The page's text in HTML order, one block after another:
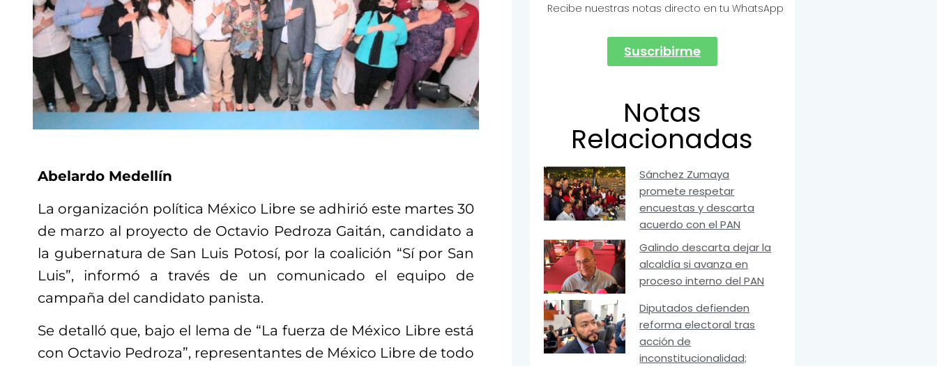
Abelardo Medellín
La organización política México Libre se adhirió este martes 30
de marzo al proyecto de Octavio Pedroza Gaitán, candidato a
la gubernatura de San Luis Potosí, por la coalición “Sí por San
Luis”, informó a través de un comunicado el equipo de
campaña del candidato panista.
Se detalló que, bajo el lema de “La fuerza de México Libre está
con Octavio Pedroza”, representantes de México Libre de todo
Recibe nuestras notas directo en tu WhatsApp
Suscribirme
Notas
Relacionadas
Sánchez Zumaya
promete respetar
encuestas y descarta
acuerdo con el PAN
Galindo descarta dejar la
alcaldía si avanza en
proceso interno del PAN
Diputados defienden
reforma electoral tras
acción de
inconstitucionalidad;